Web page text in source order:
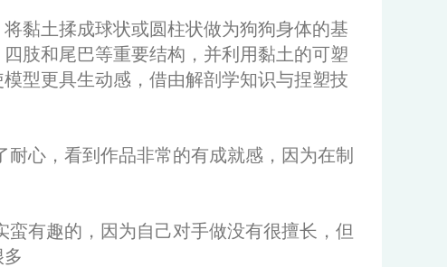
黏土揉成球状或圆柱状做为狗狗身体的基
肢和尾巴等重要结构，并利用黏土的可塑
型更具生动感，借由解剖学知识与捏塑技
心，看到作品非常的有成就感，因为在制
有趣的，因为自己对手做没有很擅长，但